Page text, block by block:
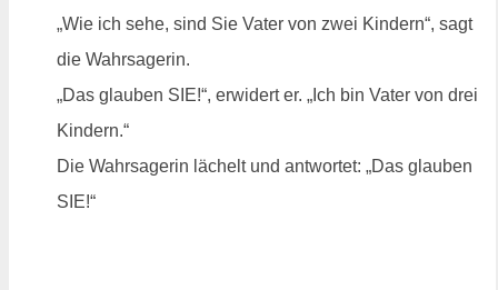
„Wie ich sehe, sind Sie Vater von zwei Kindern“, sagt
die Wahrsagerin.
„Das glauben SIE!“, erwidert er. „Ich bin Vater von drei
Kindern.“
Die Wahrsagerin lächelt und antwortet: „Das glauben
SIE!“